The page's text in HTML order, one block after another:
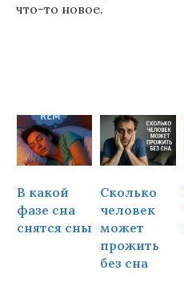
что-то новое.
В какой
фазе сна
снятся сны
Сколько
человек
может
прожить
без сна